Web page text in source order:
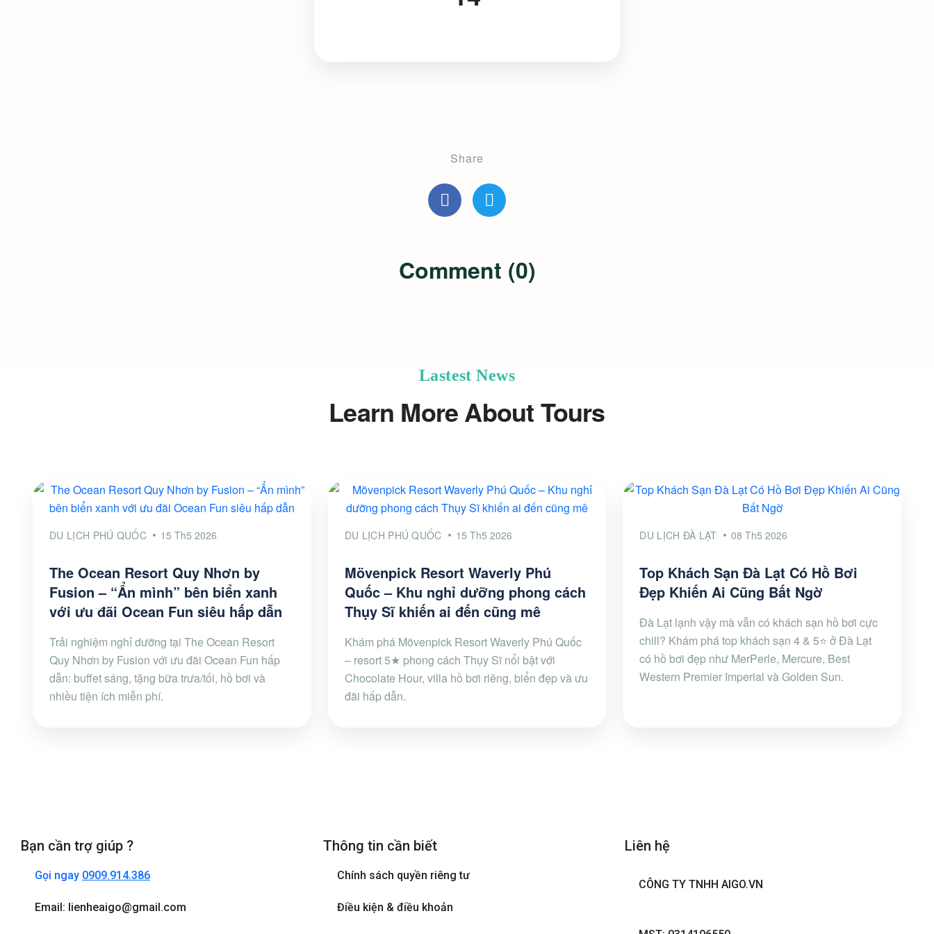
Share
Comment (0)
Lastest News
Learn More About Tours
DU LỊCH PHÚ QUỐC 15 Th5 2026
The Ocean Resort Quy Nhơn by
Fusion – “Ẩn mình” bên biển xanh
với ưu đãi Ocean Fun siêu hấp dẫn
Trải nghiệm nghỉ dưỡng tại The Ocean Resort
Quy Nhơn by Fusion với ưu đãi Ocean Fun hấp
dẫn: buffet sáng, tặng bữa trưa/tối, hồ bơi và
nhiều tiện ích miễn phí.
DU LỊCH PHÚ QUỐC 15 Th5 2026
Mövenpick Resort Waverly Phú
Quốc – Khu nghỉ dưỡng phong cách
Thụy Sĩ khiến ai đến cũng mê
Khám phá Mövenpick Resort Waverly Phú Quốc
– resort 5★ phong cách Thụy Sĩ nổi bật với
Chocolate Hour, villa hồ bơi riêng, biển đẹp và ưu
đãi hấp dẫn.
DU LỊCH ĐÀ LẠT 08 Th5 2026
Top Khách Sạn Đà Lạt Có Hồ Bơi
Đẹp Khiến Ai Cũng Bất Ngờ
Đà Lạt lạnh vậy mà vẫn có khách sạn hồ bơi cực
chill? Khám phá top khách sạn 4 & 5⭐ ở Đà Lạt
có hồ bơi đẹp như MerPerle, Mercure, Best
Western Premier Imperial và Golden Sun.
Bạn cần trợ giúp ?
Gọi ngay 0909.914.386
Email: lienheaigo@gmail.com
Thông tin cần biết
Chính sách quyền riêng tư
Điều kiện & điều khoản
Liên hệ
CÔNG TY TNHH AIGO.VN